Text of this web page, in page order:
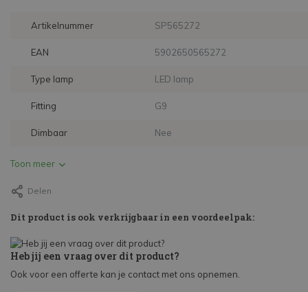
Artikelnummer SP565272
EAN 5902650565272
Type lamp LED lamp
Fitting G9
Dimbaar Nee
Toon meer
Delen
Dit product is ook verkrijgbaar in een voordeelpak:
Heb jij een vraag over dit product?
Ook voor een offerte kan je contact met ons opnemen.